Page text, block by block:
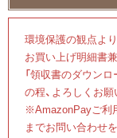
環境保護の観点よ
お買い上げ明細書
「領収書のダウン
の程、よろしくお願
※AmazonPayご利
までお問い合わせ